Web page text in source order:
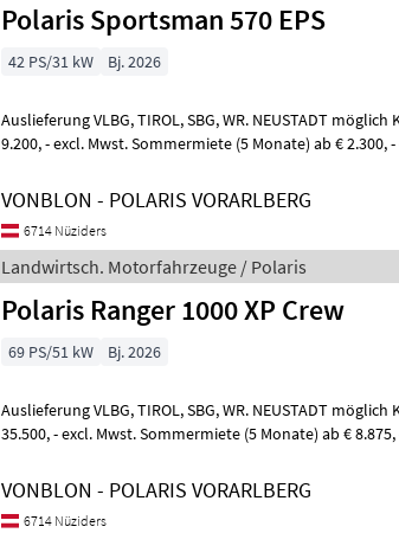
Polaris Sportsman 570 EPS
42 PS/31 kW Bj. 2026
Auslieferung VLBG, TIROL, SBG, WR. NEUSTADT möglich Kaufpreis ab
9.200, - excl. Mwst. Sommermiete (5 Monate) ab € 2.300, - excl. MwSt.
VONBLON - POLARIS VORARLBERG
6714 Nüziders
Landwirtsch. Motorfahrzeuge / Polaris
Polaris Ranger 1000 XP Crew
69 PS/51 kW Bj. 2026
Auslieferung VLBG, TIROL, SBG, WR. NEUSTADT möglich Kaufpreis ab
35.500, - excl. Mwst. Sommermiete (5 Monate) ab € 8.875, - excl. MwSt.
VONBLON - POLARIS VORARLBERG
6714 Nüziders